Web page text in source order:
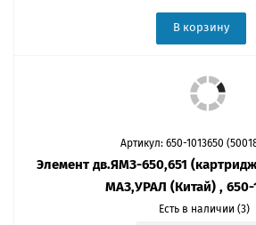
В корзину
Артикул: 650-1013650
Элемент дв.ЯМЗ-650,651
МАЗ,УРАЛ (Китай) , 650-
Есть в наличии (3)